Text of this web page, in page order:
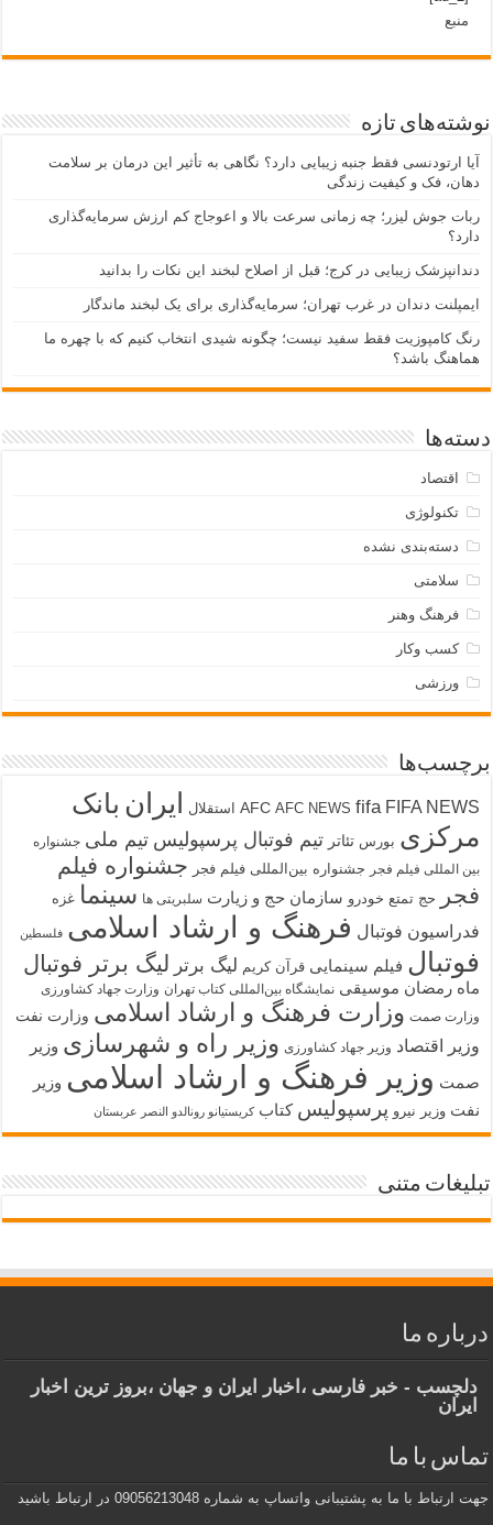
منبع
نوشته‌های تازه
آیا ارتودنسی فقط جنبه زیبایی دارد؟ نگاهی به تأثیر این درمان بر سلامت
دهان، فک و کیفیت زندگی
ربات جوش لیزر؛ چه زمانی سرعت بالا و اعوجاج کم ارزش سرمایه‌گذاری
دارد؟
دندانپزشک زیبایی در کرج؛ قبل از اصلاح لبخند این نکات را بدانید
ایمپلنت دندان در غرب تهران؛ سرمایه‌گذاری برای یک لبخند ماندگار
رنگ کامپوزیت فقط سفید نیست؛ چگونه شیدی انتخاب کنیم که با چهره ما
هماهنگ باشد؟
دسته‌ها
اقتصاد
تکنولوژی
دسته‌بندی نشده
سلامتی
فرهنگ وهنر
کسب وکار
ورزشی
برچسب‌ها
AFC AFC NEWS fifa FIFA NEWS استقلال ایران بانک
مرکزی بورس تئاتر تیم فوتبال پرسپولیس تیم ملی جشنواره
بین المللی فیلم فجر جشنواره بین‌المللی فیلم فجر جشنواره فیلم
فجر
حج تمتع خودرو سازمان حج و زیارت سلبریتی ها سینما غزه
فدراسیون فوتبال فرهنگ و ارشاد اسلامی فلسطین
فوتبال فیلم سینمایی قرآن کریم لیگ برتر لیگ برتر فوتبال
ماه رمضان موسیقی نمایشگاه بین‌المللی کتاب تهران وزارت جهاد کشاورزی
وزارت صمت وزارت فرهنگ و ارشاد اسلامی وزارت نفت
وزیر اقتصاد وزیر جهاد کشاورزی وزیر راه و شهرسازی وزیر
صمت وزیر فرهنگ و ارشاد اسلامی وزیر
نفت وزیر نیرو پرسپولیس کتاب کریستیانو رونالدو النصر عربستان
تبلیغات متنی
درباره ما
دلچسب - خبر فارسی ،اخبار ایران و جهان ،بروز ترین اخبار
ایران
تماس با ما
جهت ارتباط با ما به پشتیبانی واتساپ به شماره 09056213048 در ارتباط باشید